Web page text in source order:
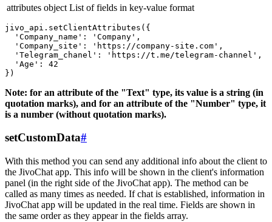
attributes object List of fields in key-value format
jivo_api.setClientAttributes({
  'Company_name': 'Company',
  'Company_site': 'https://company-site.com',
  'Telegram_chanel': 'https://t.me/telegram-channel',
  'Age': 42
Note: for an attribute of the "Text" type, its value is a string (in
quotation marks), and for an attribute of the "Number" type, it
is a number (without quotation marks).
setCustomData#
With this method you can send any additional info about the client to
the JivoChat app. This info will be shown in the client's information
panel (in the right side of the JivoChat app). The method can be
called as many times as needed. If chat is established, information in
JivoChat app will be updated in the real time. Fields are shown in
the same order as they appear in the fields array.